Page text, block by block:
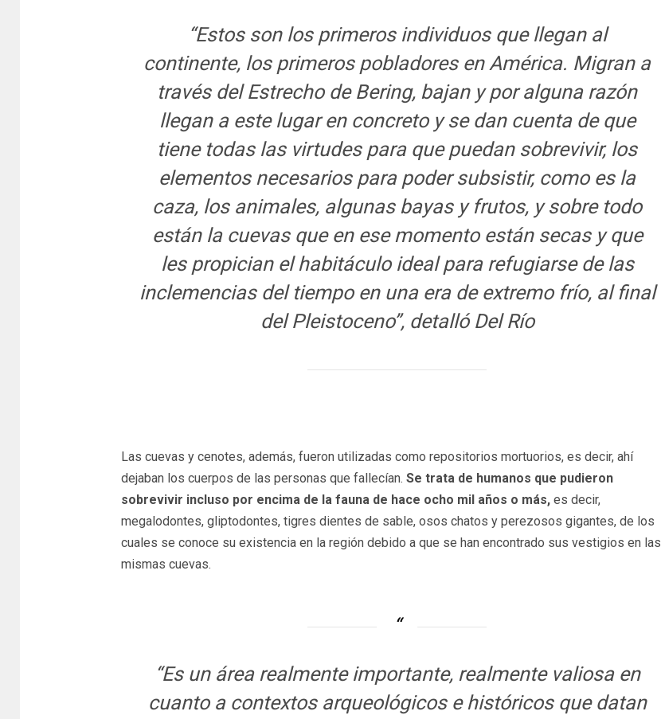
“Estos son los primeros individuos que llegan al
continente, los primeros pobladores en América. Migran a
través del Estrecho de Bering, bajan y por alguna razón
llegan a este lugar en concreto y se dan cuenta de que
tiene todas las virtudes para que puedan sobrevivir, los
elementos necesarios para poder subsistir, como es la
caza, los animales, algunas bayas y frutos, y sobre todo
están la cuevas que en ese momento están secas y que
les propician el habitáculo ideal para refugiarse de las
inclemencias del tiempo en una era de extremo frío, al final
del Pleistoceno”, detalló Del Río
Las cuevas y cenotes, además, fueron utilizadas como repositorios mortuorios, es decir, ahí
dejaban los cuerpos de las personas que fallecían. Se trata de humanos que pudieron
sobrevivir incluso por encima de la fauna de hace ocho mil años o más,es decir,
megalodontes, gliptodontes, tigres dientes de sable, osos chatos y perezosos gigantes, de los
cuales se conoce su existencia en la región debido a que se han encontrado sus vestigios en las
mismas cuevas.
“Es un área realmente importante, realmente valiosa en
cuanto a contextos arqueológicos e históricos que datan